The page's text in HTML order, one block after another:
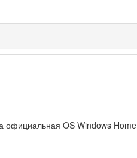
официальная OS Windows Home